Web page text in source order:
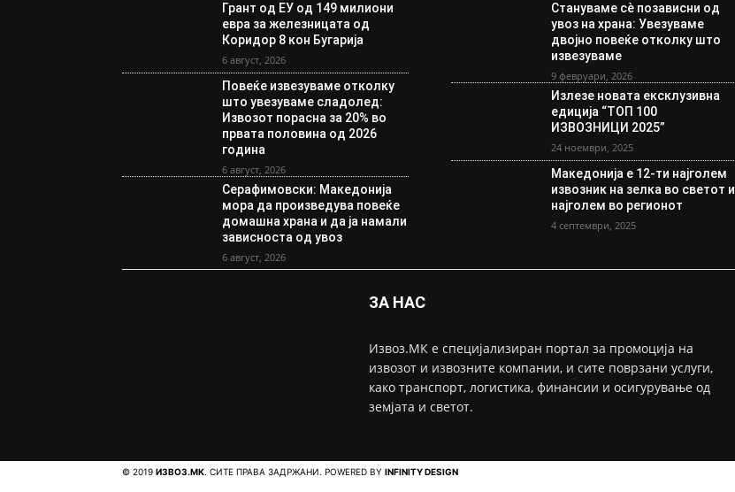
Грант од ЕУ од 149 милиони
евра за железницата од
Коридор 8 кон Бугарија
6 август, 2026
Повеќе извезуваме отколку
што увезуваме сладолед:
Извозот порасна за 20% во
првата половина од 2026
година
6 август, 2026
Серафимовски: Македонија
мора да произведува повеќе
домашна храна и да ја намали
зависноста од увоз
6 август, 2026
Стануваме сè позависни од
увоз на храна: Увезуваме
двојно повеќе отколку што
извезуваме
9 февруари, 2026
Излезе новата ексклузивна
едиција “ТОП 100
ИЗВОЗНИЦИ 2025”
24 ноември, 2025
Македонија е 12-ти најголем
извозник на зелка во светот и
најголем во регионот
4 септември, 2025
ЗА НАС
Извоз.МК е специјализиран портал за промоција на
извозот и извозните компании, и сите поврзани услуги,
како транспорт, логистика, финансии и осигурување од
земјата и светот.
© 2019 ИЗВОЗ.МК. СИТЕ ПРАВА ЗАДРЖАНИ. POWERED BY INFINITY DESIGN